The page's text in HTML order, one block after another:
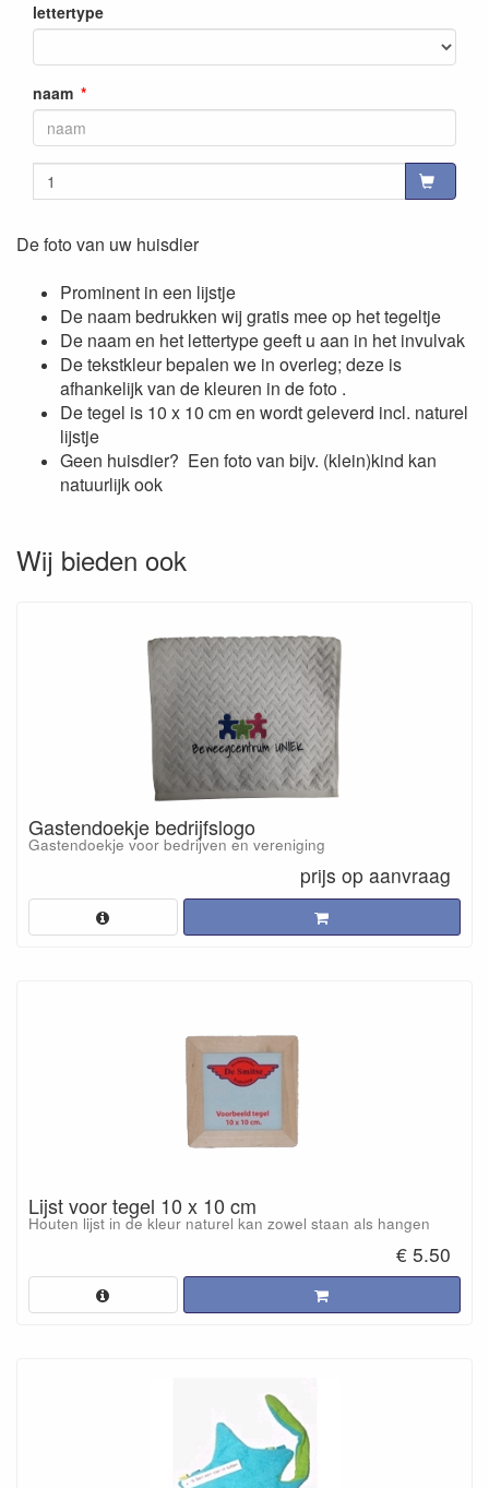
lettertype
naam
De foto van uw huisdier
Prominent in een lijstje
De naam bedrukken wij gratis mee op het tegeltje
De naam en het lettertype geeft u aan in het invulvak
De tekstkleur bepalen we in overleg; deze is
afhankelijk van de kleuren in de foto .
De tegel is 10 x 10 cm en wordt geleverd incl. naturel
lijstje
Geen huisdier? Een foto van bijv. (klein)kind kan
natuurlijk ook
Wij bieden ook
Gastendoekje bedrijfslogo
Gastendoekje voor bedrijven en vereniging
prijs op aanvraag
Lijst voor tegel 10 x 10 cm
Houten lijst in de kleur naturel kan zowel staan als hangen
€ 5.50